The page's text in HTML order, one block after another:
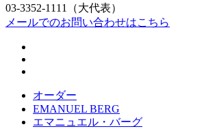
03-3352-1111（大代表）
メールでのお問い合わせはこちら
オーダー
EMANUEL BERG
エマニュエル・バーグ